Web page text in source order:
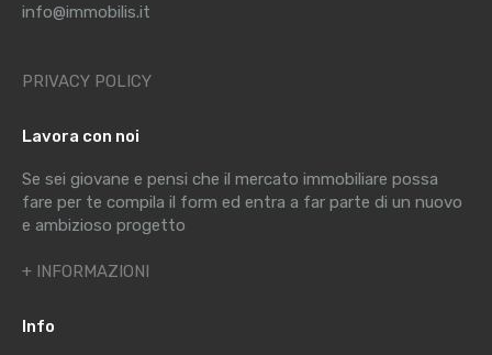
info@immobilis.it
PRIVACY POLICY
Lavora con noi
Se sei giovane e pensi che il mercato immobiliare possa
fare per te compila il form ed entra a far parte di un nuovo
e ambizioso progetto
+ INFORMAZIONI
Info